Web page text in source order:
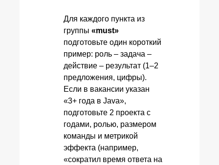
Для каждого пункта из
группы «must»
подготовьте один короткий
пример: роль – задача –
действие – результат (1–2
предложения, цифры).
Если в вакансии указан
«3+ года в Java»,
подготовьте 2 проекта с
годами, ролью, размером
команды и метрикой
эффекта (например,
«сократил время ответа на